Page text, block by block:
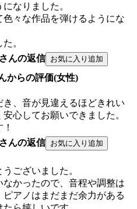
なりました。
々な作品を弾けるようにな
。
んの返信
からの評価(女性)
、音が見違えるほどきれい
心してお願いできました。
んの返信
ございました。
かったので、音程や調整は
アノはまだまだ余力がある